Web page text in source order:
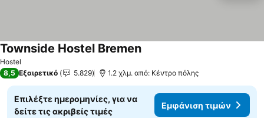
Hostel
Townside Hostel BremenΕμφάνιση τιμών
8,5 Εξαιρετικό 5.829 1.2 χλμ. από: Κέντρο πόλης
Επιλέξτε ημερομηνίες, για να
δείτε τις ακριβείς τιμές
Εμφάνιση τιμών